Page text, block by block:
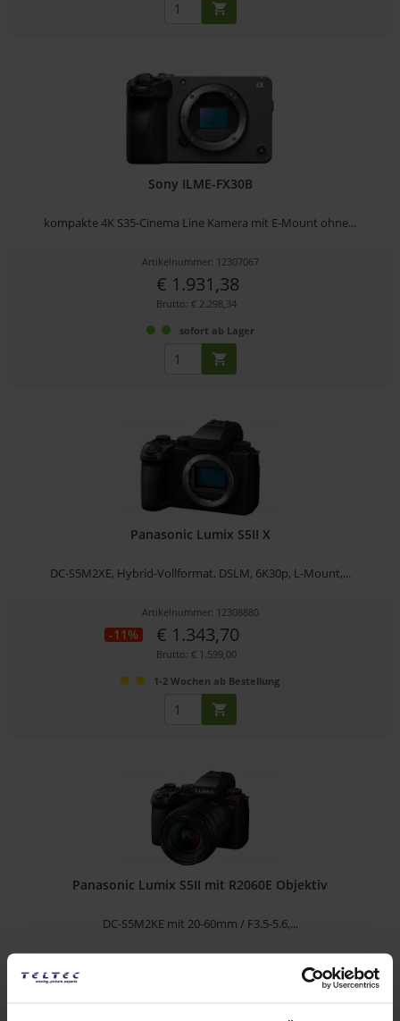
Sony ILME-FX30B
kompakte 4K S35-Cinema Line Kamera mit E-Mount ohne...
Artikelnummer: 12307067
€ 1.931,38
Brutto: € 2.298,34
sofort ab Lager
Panasonic Lumix S5II X
DC-S5M2XE, Hybrid-Vollformat, DSLM, 6K30p, L-Mount,...
Artikelnummer: 12308880
-11% € 1.343,70
Brutto: € 1.599,00
1-2 Wochen ab Bestellung
Panasonic Lumix S5II mit R2060E Objektiv
DC-S5M2KE mit 20-60mm / F3.5-5.6,...